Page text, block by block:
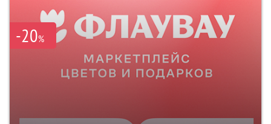
-20%